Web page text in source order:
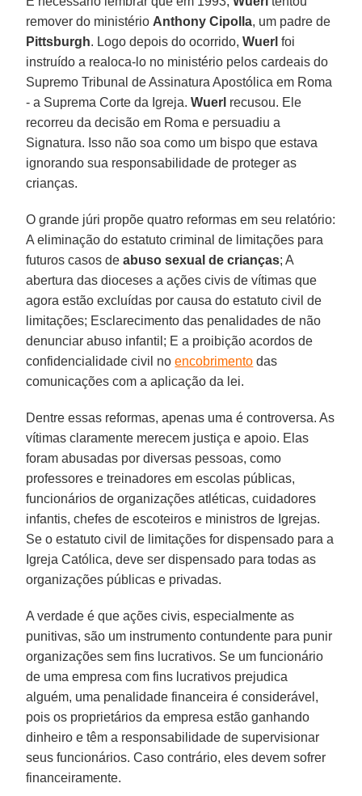
remover do ministério Anthony Cipolla, um padre de
Pittsburgh. Logo depois do ocorrido,Wuerl foi
instruído a realoca-lo no ministério pelos cardeais do
Supremo Tribunal de Assinatura Apostólica em Roma
- a Suprema Corte da Igreja.Wuerl recusou. Ele
recorreu da decisão em Roma e persuadiu a
Signatura. Isso não soa como um bispo que estava
ignorando sua responsabilidade de proteger as
crianças.
O grande júri propõe quatro reformas em seu relatório:
A eliminação do estatuto criminal de limitações para
futuros casos deabuso sexual de crianças; A
abertura das dioceses a ações civis de vítimas que
agora estão excluídas por causa do estatuto civil de
limitações; Esclarecimento das penalidades de não
denunciar abuso infantil; E a proibição acordos de
confidencialidade civil noencobrimento das
comunicações com a aplicação da lei.
Dentre essas reformas, apenas uma é controversa. As
vítimas claramente merecem justiça e apoio. Elas
foram abusadas por diversas pessoas, como
professores e treinadores em escolas públicas,
funcionários de organizações atléticas, cuidadores
infantis, chefes de escoteiros e ministros de Igrejas.
Se o estatuto civil de limitações for dispensado para a
Igreja Católica, deve ser dispensado para todas as
organizações públicas e privadas.
A verdade é que ações civis, especialmente as
punitivas, são um instrumento contundente para punir
organizações sem fins lucrativos. Se um funcionário
de uma empresa com fins lucrativos prejudica
alguém, uma penalidade financeira é considerável,
pois os proprietários da empresa estão ganhando
dinheiro e têm a responsabilidade de supervisionar
seus funcionários. Caso contrário, eles devem sofrer
financeiramente.